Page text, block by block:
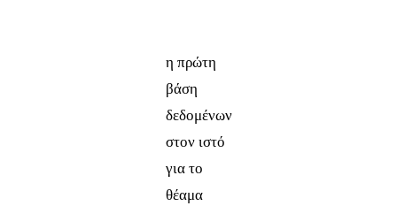
η πρώτη
βάση
δεδομένων
στον ιστό
για το
θέαμα